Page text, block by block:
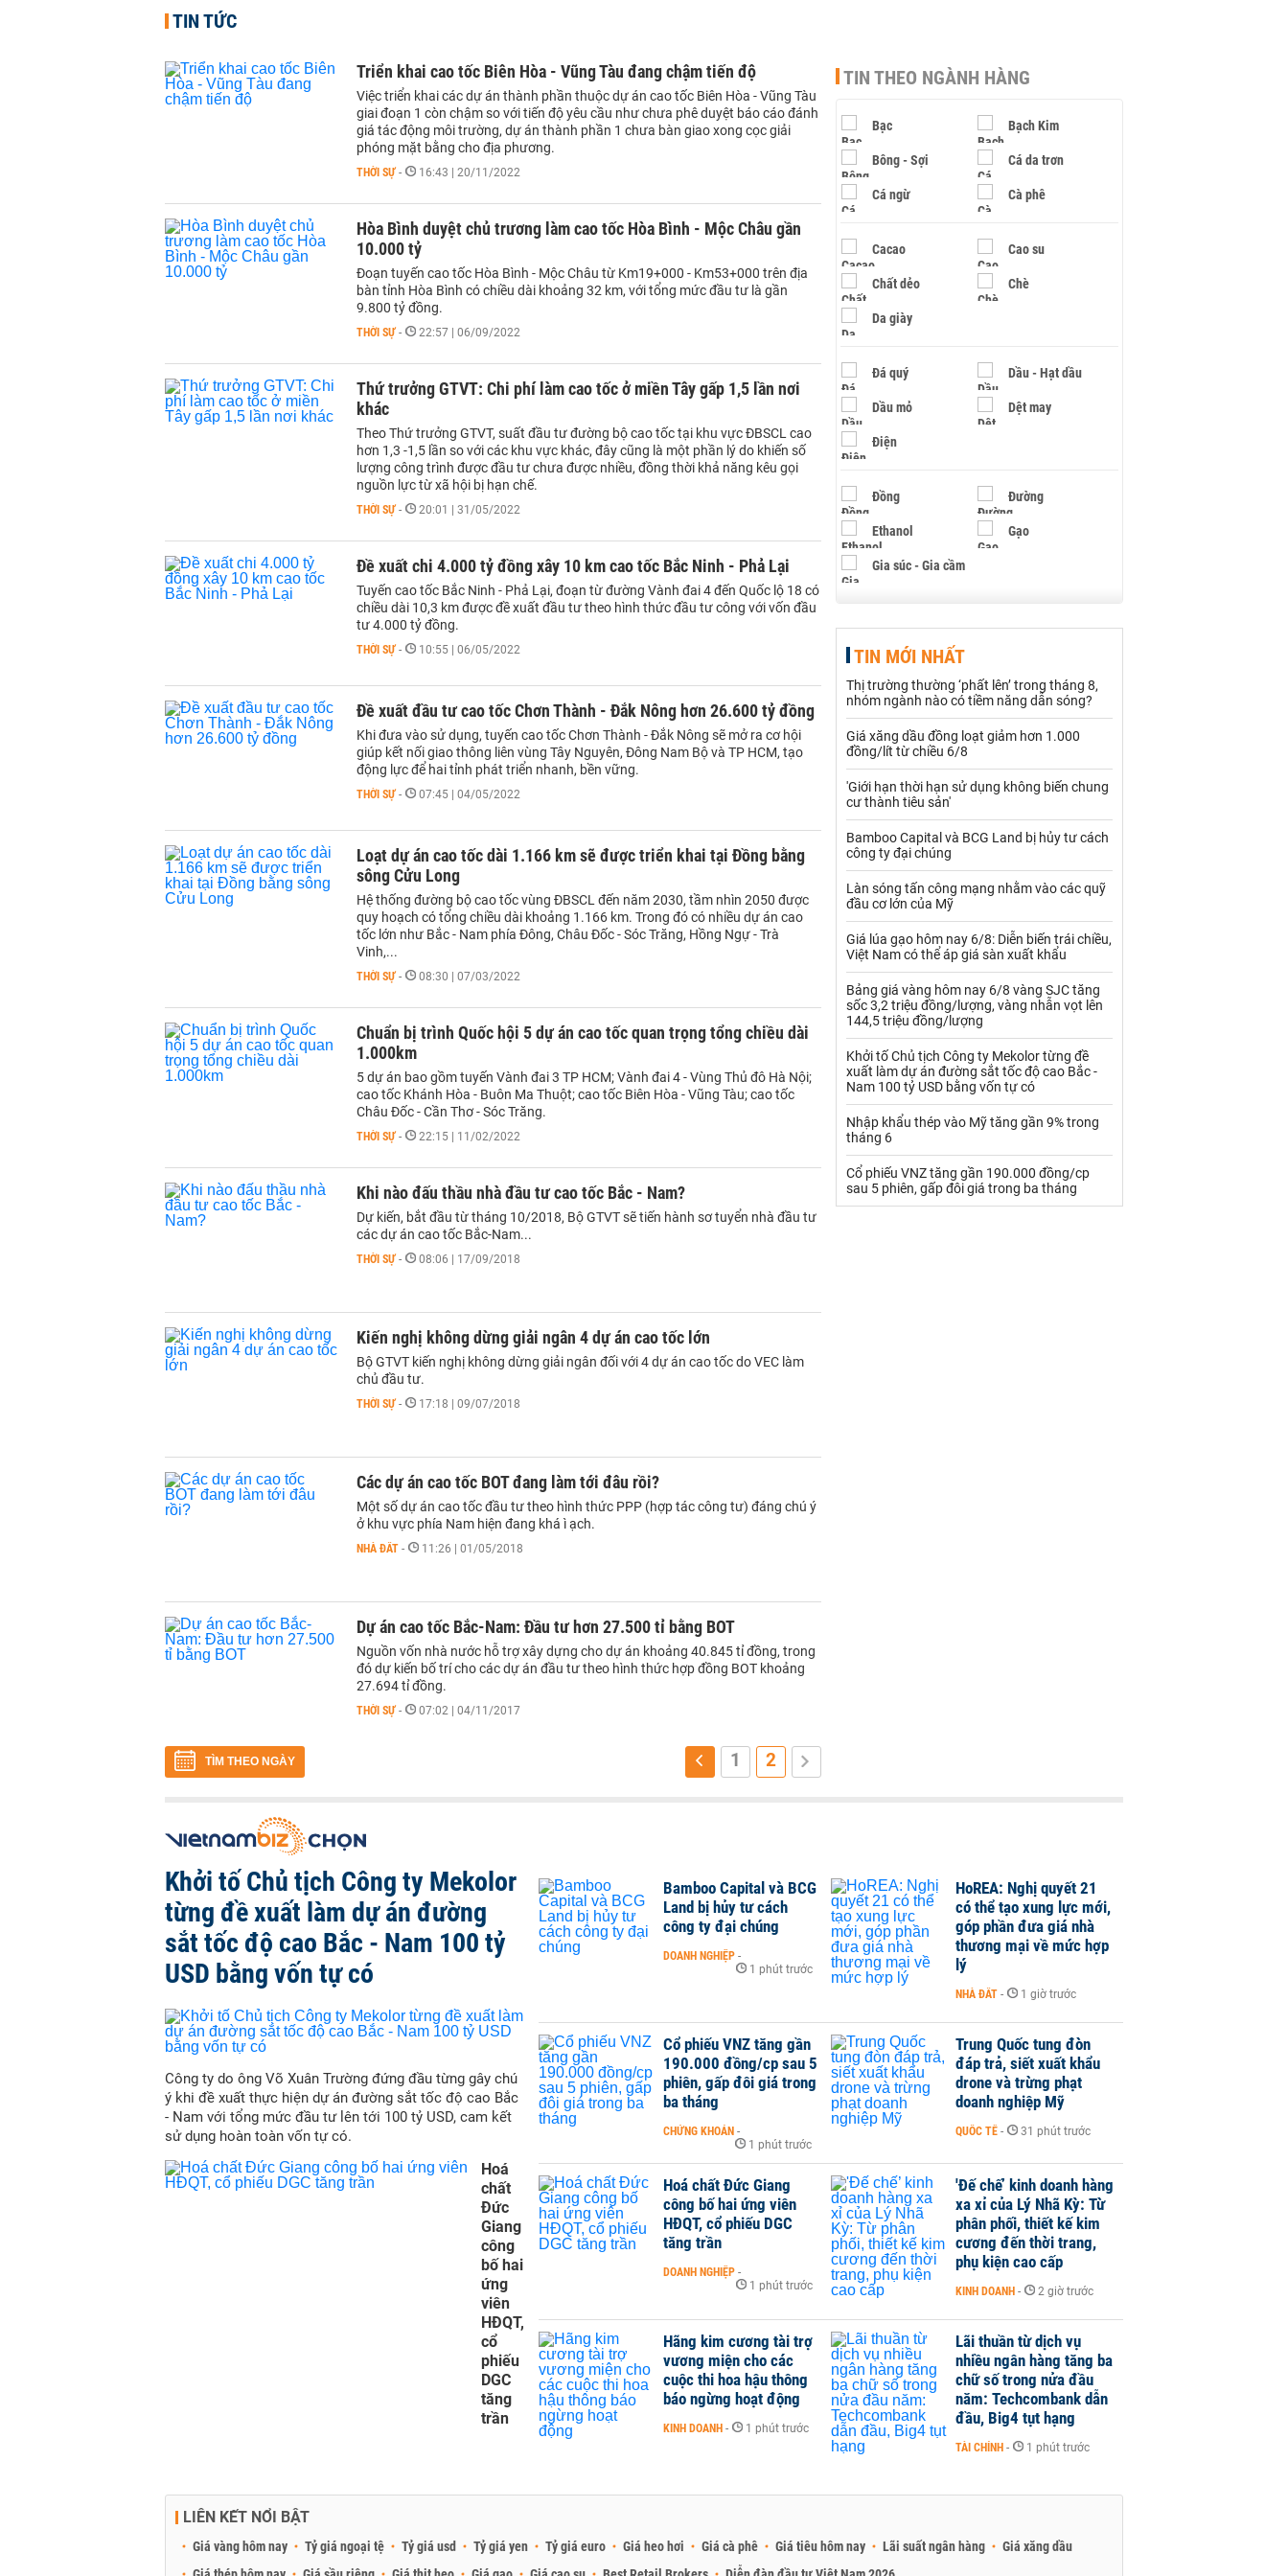
TIN TỨC
Triển khai cao tốc Biên Hòa - Vũng Tàu đang chậm tiến độ
Việc triển khai các dự án thành phần thuộc dự án cao tốc Biên Hòa - Vũng Tàu
giai đoạn 1 còn chậm so với tiến độ yêu cầu như chưa phê duyệt báo cáo đánh
giá tác động môi trường, dự án thành phần 1 chưa bàn giao xong cọc giải
phóng mặt bằng cho địa phương.
THỜI SỰ - 16:43 | 20/11/2022
Hòa Bình duyệt chủ trương làm cao tốc Hòa Bình - Mộc Châu gần
10.000 tỷ
Đoạn tuyến cao tốc Hòa Bình - Mộc Châu từ Km19+000 - Km53+000 trên địa
bàn tỉnh Hòa Bình có chiều dài khoảng 32 km, với tổng mức đầu tư là gần
9.800 tỷ đồng.
THỜI SỰ - 22:57 | 06/09/2022
Thứ trưởng GTVT: Chi phí làm cao tốc ở miền Tây gấp 1,5 lần nơi
khác
Theo Thứ trưởng GTVT, suất đầu tư đường bộ cao tốc tại khu vực ĐBSCL cao
hơn 1,3 -1,5 lần so với các khu vực khác, đây cũng là một phần lý do khiến số
lượng công trình được đầu tư chưa được nhiều, đồng thời khả năng kêu gọi
nguồn lực từ xã hội bị hạn chế.
THỜI SỰ - 20:01 | 31/05/2022
Đề xuất chi 4.000 tỷ đồng xây 10 km cao tốc Bắc Ninh - Phả Lại
Tuyến cao tốc Bắc Ninh - Phả Lại, đoạn từ đường Vành đai 4 đến Quốc lộ 18 có
chiều dài 10,3 km được đề xuất đầu tư theo hình thức đầu tư công với vốn đầu
tư 4.000 tỷ đồng.
THỜI SỰ - 10:55 | 06/05/2022
Đề xuất đầu tư cao tốc Chơn Thành - Đắk Nông hơn 26.600 tỷ đồng
Khi đưa vào sử dụng, tuyến cao tốc Chơn Thành - Đắk Nông sẽ mở ra cơ hội
giúp kết nối giao thông liên vùng Tây Nguyên, Đông Nam Bộ và TP HCM, tạo
động lực để hai tỉnh phát triển nhanh, bền vững.
THỜI SỰ - 07:45 | 04/05/2022
Loạt dự án cao tốc dài 1.166 km sẽ được triển khai tại Đồng bằng
sông Cửu Long
Hệ thống đường bộ cao tốc vùng ĐBSCL đến năm 2030, tầm nhìn 2050 được
quy hoạch có tổng chiều dài khoảng 1.166 km. Trong đó có nhiều dự án cao
tốc lớn như Bắc - Nam phía Đông, Châu Đốc - Sóc Trăng, Hồng Ngự - Trà
Vinh,...
THỜI SỰ - 08:30 | 07/03/2022
Chuẩn bị trình Quốc hội 5 dự án cao tốc quan trọng tổng chiều dài
1.000km
5 dự án bao gồm tuyến Vành đai 3 TP HCM; Vành đai 4 - Vùng Thủ đô Hà Nội;
cao tốc Khánh Hòa - Buôn Ma Thuột; cao tốc Biên Hòa - Vũng Tàu; cao tốc
Châu Đốc - Cần Thơ - Sóc Trăng.
THỜI SỰ - 22:15 | 11/02/2022
Khi nào đấu thầu nhà đầu tư cao tốc Bắc - Nam?
Dự kiến, bắt đầu từ tháng 10/2018, Bộ GTVT sẽ tiến hành sơ tuyển nhà đầu tư
các dự án cao tốc Bắc-Nam...
THỜI SỰ - 08:06 | 17/09/2018
Kiến nghị không dừng giải ngân 4 dự án cao tốc lớn
Bộ GTVT kiến nghị không dừng giải ngân đối với 4 dự án cao tốc do VEC làm
chủ đầu tư.
THỜI SỰ - 17:18 | 09/07/2018
Các dự án cao tốc BOT đang làm tới đâu rồi?
Một số dự án cao tốc đầu tư theo hình thức PPP (hợp tác công tư) đáng chú ý
ở khu vực phía Nam hiện đang khá ì ạch.
NHÀ ĐẤT - 11:26 | 01/05/2018
Dự án cao tốc Bắc-Nam: Đầu tư hơn 27.500 tỉ bằng BOT
Nguồn vốn nhà nước hỗ trợ xây dựng cho dự án khoảng 40.845 tỉ đồng, trong
đó dự kiến bố trí cho các dự án đầu tư theo hình thức hợp đồng BOT khoảng
27.694 tỉ đồng.
THỜI SỰ - 07:02 | 04/11/2017
TÌM THEO NGÀY 1 2
TIN THEO NGÀNH HÀNG
Bạc Bạch Kim
Bông - Sợi Cá da trơn
Cá ngừ Cà phê
Cacao Cao su
Chất dẻo Chè
Da giày
Đá quý Dầu - Hạt dầu
Dầu mỏ Dệt may
Điện
Đồng Đường
Ethanol Gạo
Gia súc - Gia cầm
Hạt điều
Khí đốt
Kim loại khác Mắc ca
Muối Ngũ cốc
Palladium Phân bón
Rau - Củ -Quả
Sữa
Than Thức ăn chăn nuôi
Thủy hải sản khác
Vàng
VLXD khác Xăng dầu
Xi măng - Clynker
TIN MỚI NHẤT
Thị trường thường ‘phất lên’ trong tháng 8,
nhóm ngành nào có tiềm năng dẫn sóng?
Giá xăng dầu đồng loạt giảm hơn 1.000
đồng/lít từ chiều 6/8
'Giới hạn thời hạn sử dụng không biến chung
cư thành tiêu sản'
Bamboo Capital và BCG Land bị hủy tư cách
công ty đại chúng
Làn sóng tấn công mạng nhằm vào các quỹ
đầu cơ lớn của Mỹ
Giá lúa gạo hôm nay 6/8: Diễn biến trái chiều,
Việt Nam có thể áp giá sàn xuất khẩu
Bảng giá vàng hôm nay 6/8 vàng SJC tăng
sốc 3,2 triệu đồng/lượng, vàng nhẫn vọt lên
144,5 triệu đồng/lượng
Khởi tố Chủ tịch Công ty Mekolor từng đề
xuất làm dự án đường sắt tốc độ cao Bắc -
Nam 100 tỷ USD bằng vốn tự có
Nhập khẩu thép vào Mỹ tăng gần 9% trong
tháng 6
Cổ phiếu VNZ tăng gần 190.000 đồng/cp
sau 5 phiên, gấp đôi giá trong ba tháng
Khởi tố Chủ tịch Công ty Mekolor
từng đề xuất làm dự án đường
sắt tốc độ cao Bắc - Nam 100 tỷ
USD bằng vốn tự có
Công ty do ông Võ Xuân Trường đứng đầu từng gây chú
ý khi đề xuất thực hiện dự án đường sắt tốc độ cao Bắc
- Nam với tổng mức đầu tư lên tới 100 tỷ USD, cam kết
sử dụng hoàn toàn vốn tự có.
Hoá
chất
Đức
Giang
công
bố hai
ứng
viên
HĐQT,
cổ
phiếu
DGC
tăng
trần
Bamboo Capital và BCG
Land bị hủy tư cách
công ty đại chúng
DOANH NGHIỆP -
1 phút trước
HoREA: Nghị quyết 21
có thể tạo xung lực mới,
góp phần đưa giá nhà
thương mại về mức hợp
lý
NHÀ ĐẤT - 1 giờ trước
Cổ phiếu VNZ tăng gần
190.000 đồng/cp sau 5
phiên, gấp đôi giá trong
ba tháng
CHỨNG KHOÁN -
1 phút trước
Trung Quốc tung đòn
đáp trả, siết xuất khẩu
drone và trừng phạt
doanh nghiệp Mỹ
QUỐC TẾ - 31 phút trước
Hoá chất Đức Giang
công bố hai ứng viên
HĐQT, cổ phiếu DGC
tăng trần
DOANH NGHIỆP -
1 phút trước
'Đế chế’ kinh doanh hàng
xa xỉ của Lý Nhã Kỳ: Từ
phân phối, thiết kế kim
cương đến thời trang,
phụ kiện cao cấp
KINH DOANH - 2 giờ trước
Hãng kim cương tài trợ
vương miện cho các
cuộc thi hoa hậu thông
báo ngừng hoạt động
KINH DOANH - 1 phút trước
Lãi thuần từ dịch vụ
nhiều ngân hàng tăng ba
chữ số trong nửa đầu
năm: Techcombank dẫn
đầu, Big4 tụt hạng
TÀI CHÍNH - 1 phút trước
LIÊN KẾT NỔI BẬT
Giá vàng hôm nay Tỷ giá ngoại tệ Tỷ giá usd Tỷ giá yen Tỷ giá euro Giá heo hơi Giá cà phê Giá tiêu hôm nay Lãi suất ngân hàng
Giá xăng dầu